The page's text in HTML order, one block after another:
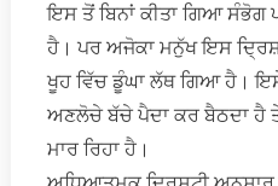
ਇਸ ਤੋਂ ਬਿਨਾਂ ਕੀਤਾ ਗਿਆ ਸੰਭੋਗ
ਹੈ। ਪਰ ਅਜੋਕਾ ਮਨੁੱਖ ਇਸ
ਖੂਹ ਵਿੱਚ ਡੂੰਘਾ ਲੱਥ ਗਿਆ ਹੈ।
ਅਣਲੋਚੇ ਬੱਚੇ ਪੈਦਾ ਕਰ ਬੈਠਦਾ ਹੈ
ਮਾਰ ਰਿਹਾ ਹੈ।